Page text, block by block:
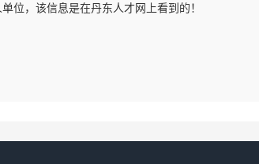
位，该信息是在丹东人才网上看到的！